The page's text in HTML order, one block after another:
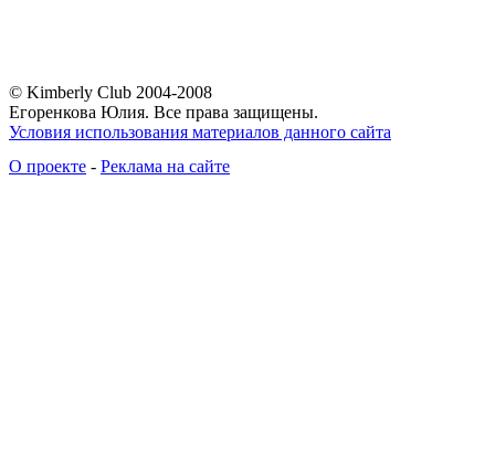
© Kimberly Club 2004-2008
Егоренкова Юлия. Все права защищены.
Условия использования материалов данного сайта
О проекте - Реклама на сайте